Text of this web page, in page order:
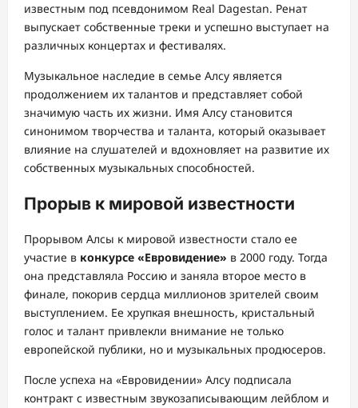
известным под псевдонимом Real Dagestan. Ренат
выпускает собственные треки и успешно выступает на
различных концертах и фестивалях.
Музыкальное наследие в семье Алсу является
продолжением их талантов и представляет собой
значимую часть их жизни. Имя Алсу становится
синонимом творчества и таланта, который оказывает
влияние на слушателей и вдохновляет на развитие их
собственных музыкальных способностей.
Прорыв к мировой известности
Прорывом Алсы к мировой известности стало ее
участие в конкурсе «Евровидение» в 2000 году. Тогда
она представляла Россию и заняла второе место в
финале, покорив сердца миллионов зрителей своим
выступлением. Ее хрупкая внешность, кристальный
голос и талант привлекли внимание не только
европейской публики, но и музыкальных продюсеров.
После успеха на «Евровидении» Алсу подписала
контракт с известным звукозаписывающим лейблом и